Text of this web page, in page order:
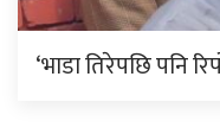
‘भाडा तिरेपछि पनि